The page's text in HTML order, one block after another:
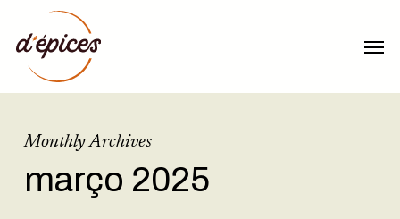
main
content
Monthly Archives
março 2025